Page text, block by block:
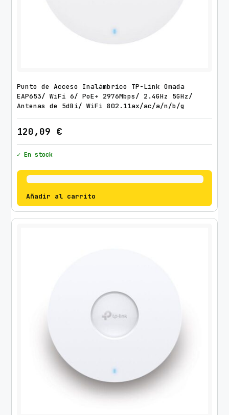
Punto de Acceso Inalámbrico TP-Link Omada
EAP653/ WiFi 6/ PoE+ 2976Mbps/ 2.4GHz 5GHz/
Antenas de 5dBi/ WiFi 802.11ax/ac/a/n/b/g
120,09 €
✓ En stock
Añadir al carrito